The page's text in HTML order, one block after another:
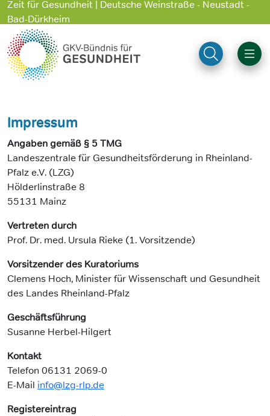
Zeit für Gesundheit | Deutsche Weinstraße - Neustadt -
Bad-Dürkheim
Impressum
Angaben gemäß § 5 TMG
Landeszentrale für Gesundheitsförderung in Rheinland-
Pfalz e.V. (LZG)
Hölderlinstraße 8
55131 Mainz
Vertreten durch
Prof. Dr. med. Ursula Rieke (1. Vorsitzende)
Vorsitzender des Kuratoriums
Clemens Hoch, Minister für Wissenschaft und Gesundheit
des Landes Rheinland-Pfalz
Geschäftsführung
Susanne Herbel-Hilgert
Kontakt
Telefon 06131 2069-0
E-Mail info@lzg-rlp.de
Registereintrag